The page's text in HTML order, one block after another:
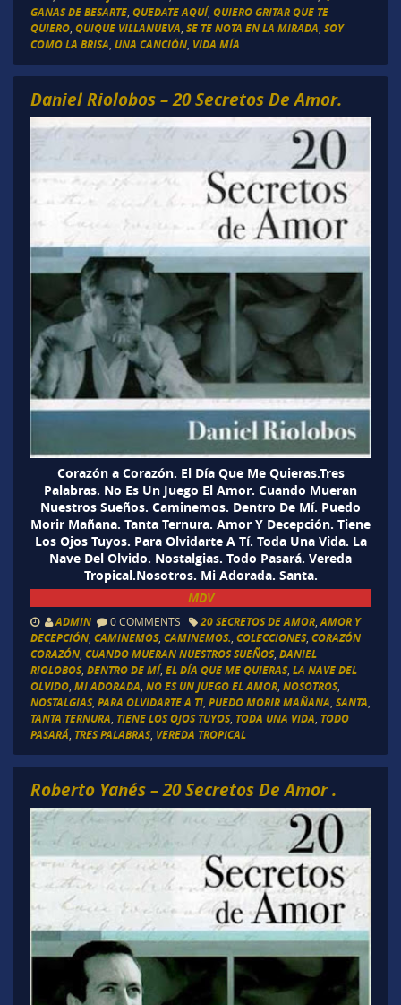
GANAS DE BESARTE, QUEDATE AQUÍ, QUIERO GRITAR QUE TE
QUIERO, QUIQUE VILLANUEVA, SE TE NOTA EN LA MIRADA, SOY
COMO LA BRISA, UNA CANCIÓN, VIDA MÍA
Daniel Riolobos – 20 Secretos De Amor.
Corazón a Corazón. El Día Que Me Quieras.Tres
Palabras. No Es Un Juego El Amor. Cuando Mueran
Nuestros Sueños. Caminemos. Dentro De Mí. Puedo
Morir Mañana. Tanta Ternura. Amor Y Decepción. Tiene
Los Ojos Tuyos. Para Olvidarte A Tí. Toda Una Vida. La
Nave Del Olvido. Nostalgias. Todo Pasará. Vereda
Tropical.Nosotros. Mi Adorada. Santa.
MDV
ADMIN 0 COMMENTS 20 SECRETOS DE AMOR, AMOR Y
DECEPCIÓN, CAMINEMOS, CAMINEMOS. COLECCIONES, CORAZÓN
CORAZÓN, CUANDO MUERAN NUESTROS SUEÑOS, DANIEL
RIOLOBOS, DENTRO DE MÍ, EL DÍA QUE ME QUIERAS, LA NAVE DEL
OLVIDO, MI ADORADA NO ES UN JUEGO EL AMOR, NOSOTROS,
NOSTALGIAS, PARA OLVIDARTE A TI, PUEDO MORIR MAÑANA SANTA
TANTA TERNURA TIENE LOS OJOS TUYOS, TODA UNA VIDA TODO
PASARÁ TRES PALABRAS, VEREDA TROPICAL
Roberto Yanés – 20 Secretos De Amor .